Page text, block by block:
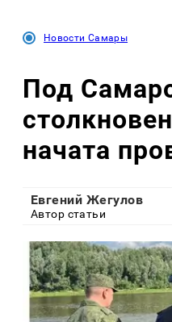
Новости Самары
Под
начата
Евгений Жегулов
Автор статьи